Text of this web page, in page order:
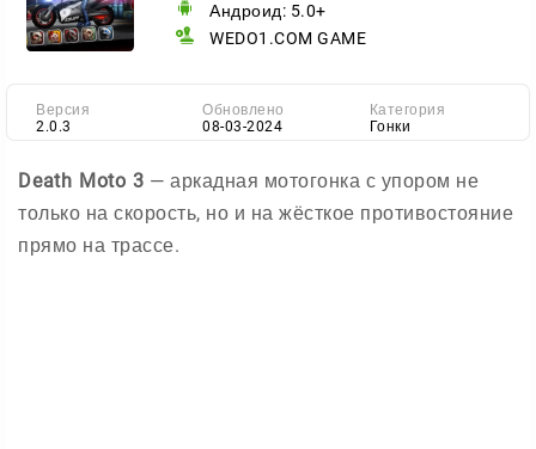
Андроид: 5.0+
WEDO1.COM GAME
Версия
2.0.3
Обновлено
08-03-2024
Категория
Гонки
Death Moto 3 — аркадная мотогонка с упором не
только на скорость, но и на жёсткое противостояние
прямо на трассе.